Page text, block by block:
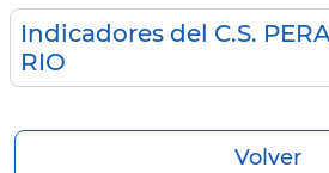
Indicadores del C.S.
RIO
Volver